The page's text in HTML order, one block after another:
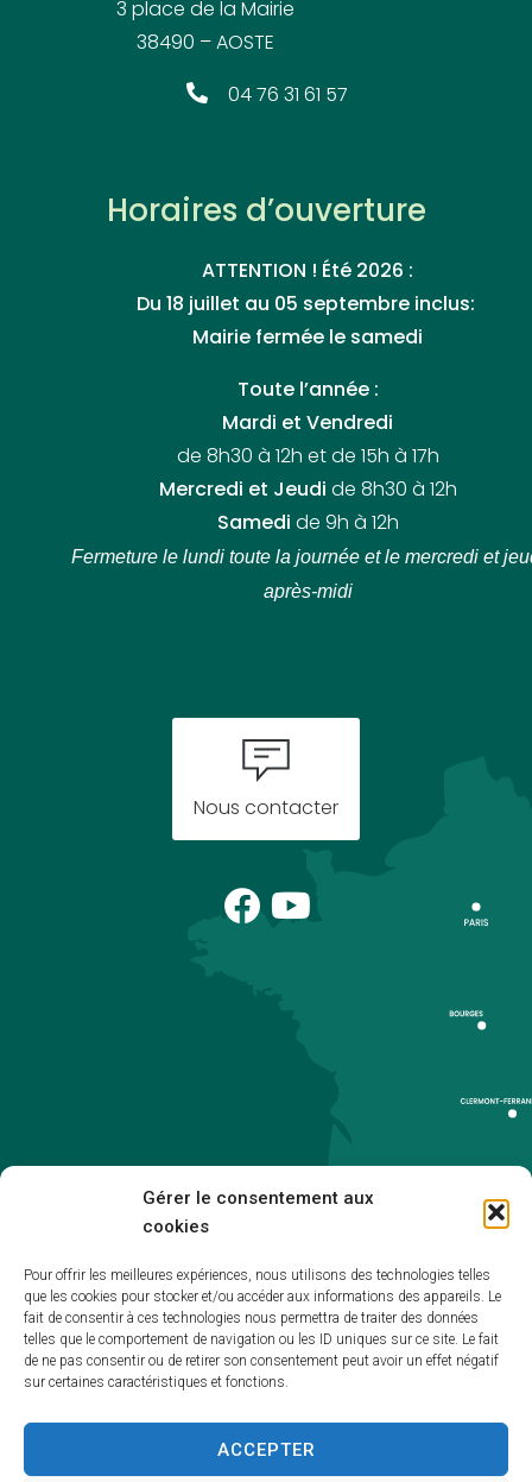
Gérer le consentement aux
cookies
Pour offrir les meilleures expériences, nous utilisons des technologies telles
que les cookies pour stocker et/ou accéder aux informations des appareils. Le
fait de consentir à ces technologies nous permettra de traiter des données
telles que le comportement de navigation ou les ID uniques sur ce site. Le fait
de ne pas consentir ou de retirer son consentement peut avoir un effet négatif
sur certaines caractéristiques et fonctions.
ACCEPTER
3 place de la Mairie
38490 – AOSTE
04 76 31 61 57
Horaires d’ouverture
ATTENTION ! Été 2026 :
Du 18 juillet au 05 septembre inclus:
Mairie fermée le samedi
Toute l’année :
Mardi et Vendredi
de 8h30 à 12h et de 15h à 17h
Mercredi et Jeudi de 8h30 à 12h
Samedi de 9h à 12h
Fermeture le lundi toute la journée et le mercredi et
après-midi
Nous contacter
Accessibilité